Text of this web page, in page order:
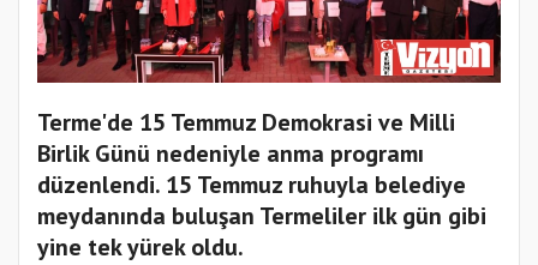
Terme'de 15 Temmuz Demokrasi ve Milli
Birlik Günü nedeniyle anma programı
düzenlendi. 15 Temmuz ruhuyla belediye
meydanında buluşan Termeliler ilk gün gibi
yine tek yürek oldu.